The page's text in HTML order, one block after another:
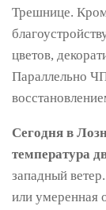
Трешнице.
цветов,
Параллельно
Сегодня в
температура
западный
или умеренная